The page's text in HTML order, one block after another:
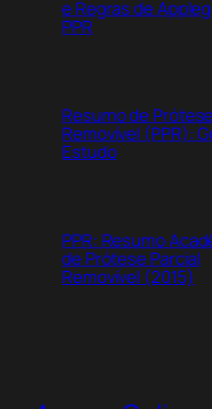
e Regras de
PPR
Resumo de
Removível (PPR):
Estudo
PPR: Resumo
de Prótese Parcial
Removível (2015)